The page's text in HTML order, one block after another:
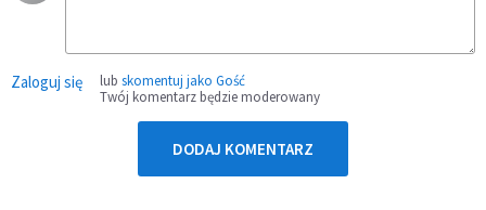
Zaloguj się lub skomentuj jako Gość
Twój komentarz będzie moderowany
DODAJ KOMENTARZ